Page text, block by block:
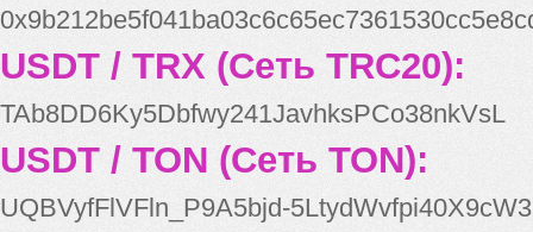
USDT / TRX (Сеть TRC20):
TAb8DD6Ky5Dbfwy241JavhksPCo38nkVsL
USDT / TON (Сеть TON):
UQBVyfFlVFln_P9A5bjd-